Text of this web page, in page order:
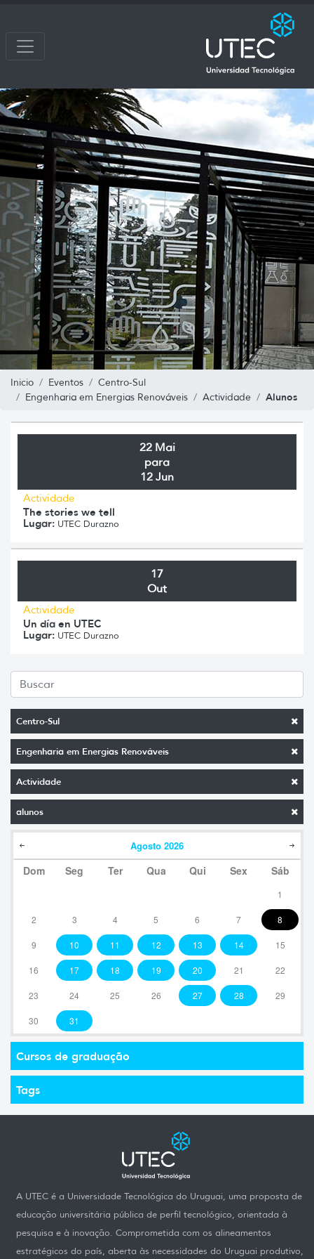
Inicio Eventos
Centro-Sul
Engenharia em Energias Renováveis
Actividade Alunos
Centro-Sul
Engenharia em Energias Renováveis
Actividade
alunos
Agosto 2026
Dom Seg Ter Qua Qui Sex Sáb
1
2 3 4 5 6 7 8
9 10 11 12 13 14 15
16 17 18 19 20 21 22
23 24 25 26 27 28 29
30 31
Cursos de graduação
Tags
22 Mai
para
12 Jun
Actividade
The stories we tell
Lugar: UTEC Durazno
17
Out
Actividade
Un día en UTEC
Lugar: UTEC Durazno
A UTEC é a Universidade Tecnológica do Uruguai, uma proposta de
educação universitária pública de perfil tecnológico, orientada à
pesquisa e à inovação. Comprometida com os alineamentos
estratégicos do país, aberta às necessidades do Uruguai produtivo,